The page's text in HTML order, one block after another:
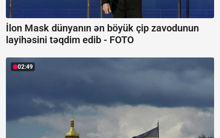
İlon Mask dünyanın ən böyük çip zavodunun
layihəsini təqdim edib - FOTO
02:49